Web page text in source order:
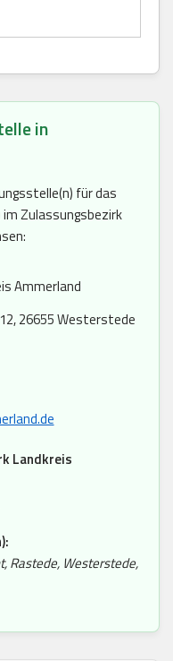
in
für das
Zulassungsbezirk
Ammerland
26655 Westerstede
Landkreis
Rastede, Westerstede,